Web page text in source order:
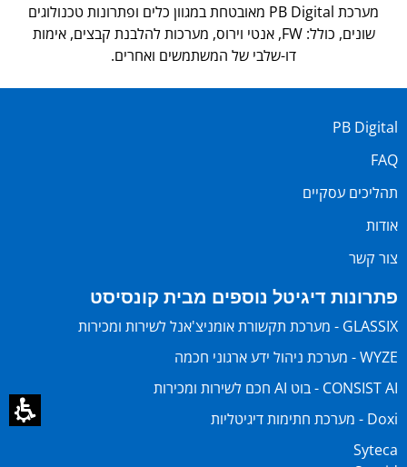
מערכת PB Digital מאובטחת במגוון כלים ופתרונות טכנולוגים
שונים, כולל: FW, אנטי וירוס, מערכות להלבנת קבצים, אימות
דו-שלבי של המשתמשים ואחרים.
PB Digital
FAQ
תהליכים עסקיים
אודות
צור קשר
פתרונות דיגיטל נוספים מבית קונסיסט
GLASSIX - מערכת תקשורת אומניצ'אנל לשירות ומכירות
WYZE - מערכת ניהול ידע ארגוני חכמה
CONSIST AI - בוט AI חכם לשירות ומכירות
Doxi - מערכת חתימות דיגיטליות
Syteca